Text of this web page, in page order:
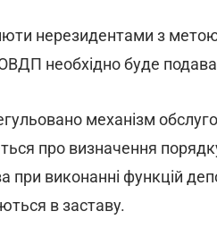
нерезидентами з
необхідно буде
механізм
про визначення
виконанні функцій
в заставу.